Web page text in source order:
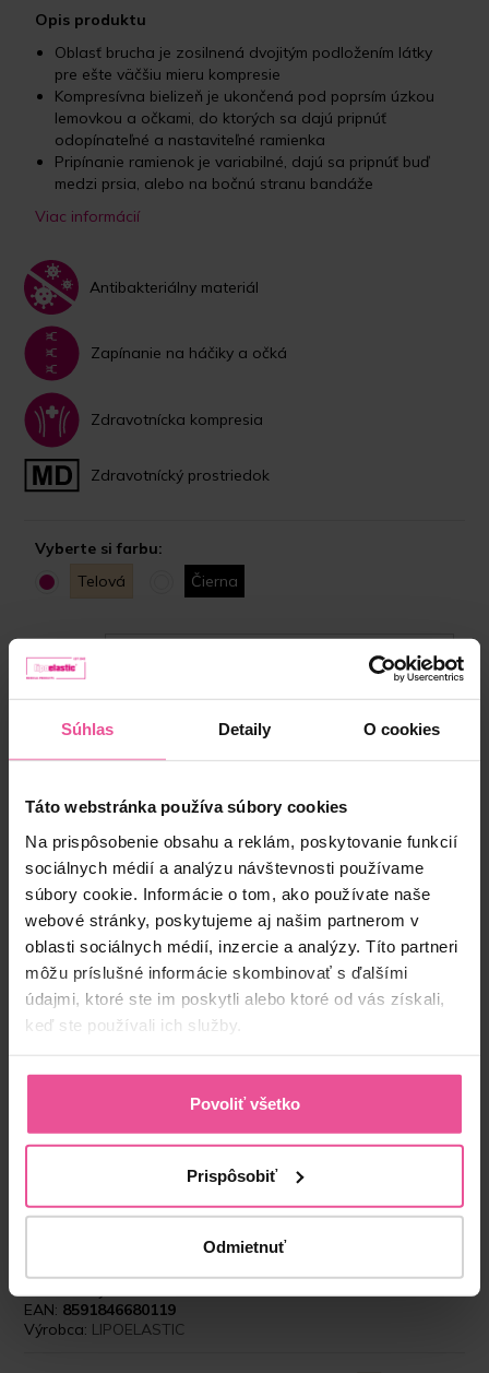
Súhlas Detaily O cookies
Táto webstránka používa súbory cookies
Na prispôsobenie obsahu a reklám, poskytovanie funkcií
sociálnych médií a analýzu návštevnosti používame
súbory cookie. Informácie o tom, ako používate naše
webové stránky, poskytujeme aj našim partnerom v
oblasti sociálnych médií, inzercie a analýzy. Títo partneri
môžu príslušné informácie skombinovať s ďalšími
údajmi, ktoré ste im poskytli alebo ktoré od vás získali,
keď ste používali ich služby.
Povoliť všetko
Prispôsobiť
Odmietnuť
Opis produktu
Oblasť brucha je zosilnená dvojitým podložením látky
pre ešte väčšiu mieru kompresie
Kompresívna bielizeň je ukončená pod poprsím úzkou
lemovkou a očkami, do ktorých sa dajú pripnúť
odopínateľné a nastaviteľné ramienka
Pripínanie ramienok je variabilné, dajú sa pripnúť buď
medzi prsia, alebo na bočnú stranu bandáže
Viac informácií
Antibakteriálny materiál
Zapínanie na háčiky a očká
Zdravotnícka kompresia
Zdravotnícký prostriedok
Vyberte si farbu:
Telová
Čierna
Veľkosť:
Skladom
53,90 €
- + Vložiť do košíka
“S kompresívnym prádlom od LIPOELASTIC
pracujem už dlhé roky. Nosenie kompresívneho
pooperačného prádla považujem za veľmi
dôležité, pretože môže veľmi pozitívne ovplyvniť a
EAN: 8591846680119
Výrobca: LIPOELASTIC